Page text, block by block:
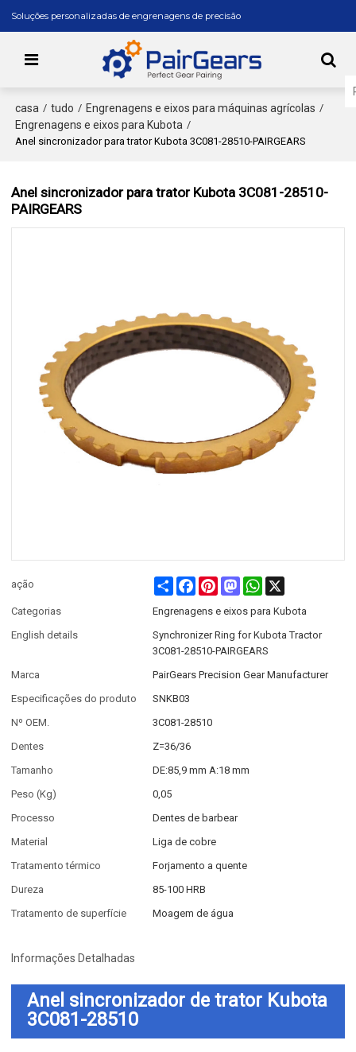
Soluções personalizadas de engrenagens de precisão
casa / tudo / Engrenagens e eixos para máquinas agrícolas /
Engrenagens e eixos para Kubota /
Anel sincronizador para trator Kubota 3C081-28510-PAIRGEARS
Anel sincronizador para trator Kubota 3C081-28510-
PAIRGEARS
ação Share FacebookPinterestMastodonWhatsApp
Categorias
Engrenagens e eixos para Kubota
English details
Synchronizer Ring for Kubota Tractor
3C081-28510-PAIRGEARS
Marca
PairGears Precision Gear Manufacturer
Especificações do produto
SNKB03
Nº OEM.
3C081-28510
Dentes
Z=36/36
Tamanho
DE:85,9 mm A:18 mm
Peso (Kg)
0,05
Processo
Dentes de barbear
Material
Liga de cobre
Tratamento térmico
Forjamento a quente
Dureza
85-100 HRB
Tratamento de superfície
Moagem de água
Informações Detalhadas
Anel sincronizador de trator Kubota
3C081-28510